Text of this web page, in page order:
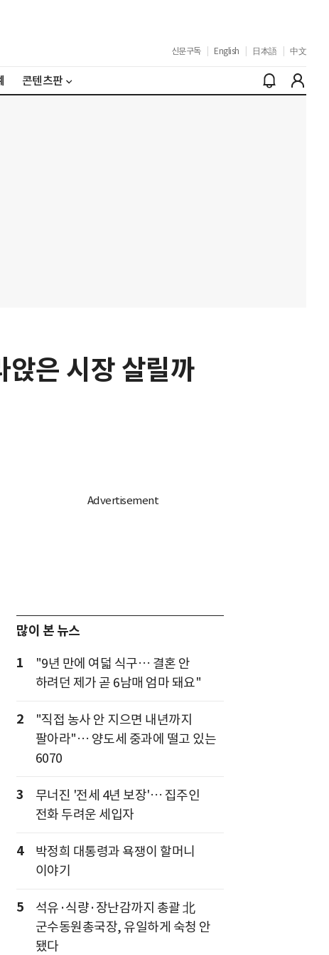
신문구독 English 日本語 中文
콘텐츠판
은 시장 살릴까
많이 본 뉴스
1
"9년 만에 여덟 식구… 결혼 안
하려던 제가 곧 6남매 엄마 돼요"
2
"직접 농사 안 지으면 내년까지
팔아라"… 양도세 중과에 떨고 있는
6070
3
무너진 '전세 4년 보장'… 집주인
전화 두려운 세입자
4
박정희 대통령과 욕쟁이 할머니
이야기
5
석유·식량·장난감까지 총괄 北
군수동원총국장, 유일하게 숙청 안
됐다